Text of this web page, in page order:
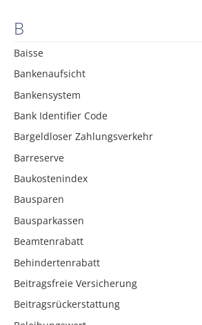
B
Baisse
Bankenaufsicht
Bankensystem
Bank Identifier Code
Bargeldloser Zahlungsverkehr
Barreserve
Baukostenindex
Bausparen
Bausparkassen
Beamtenrabatt
Behindertenrabatt
Beitragsfreie Versicherung
Beitragsrückerstattung